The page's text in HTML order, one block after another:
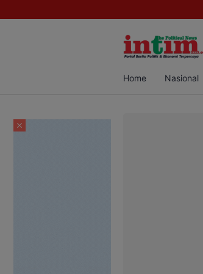
Sabu di Pangkalan Bun, Dua Pelaku Diamankan
Home Nasional